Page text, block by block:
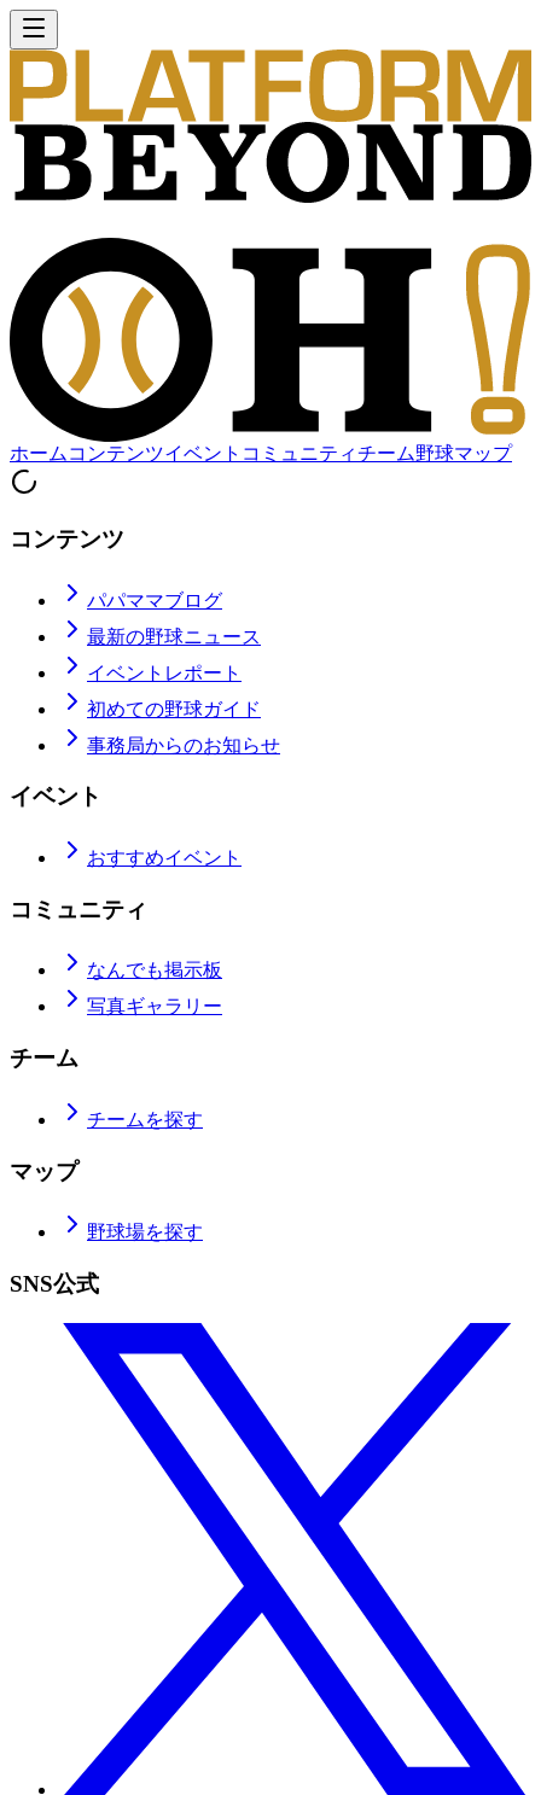
ホーム コンテンツイベント コミュニティチーム野球マップ
コンテンツ
パパママブログ
最新の野球ニュース
イベントレポート
初めての野球ガイド
事務局からのお知らせ
イベント
おすすめイベント
コミュニティ
なんでも掲示板
写真ギャラリー
チーム
チームを探す
マップ
野球場を探す
SNS公式